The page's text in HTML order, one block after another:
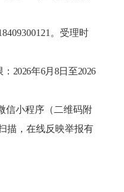
。 受理时
： 2026年6月 8日至2026
信小程序（二维码附
描，在线反映举报有